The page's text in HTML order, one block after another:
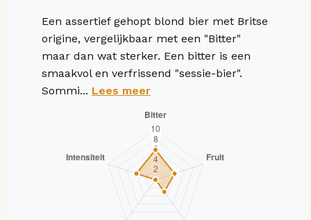
Een assertief gehopt blond bier met Britse
origine, vergelijkbaar met een "Bitter"
maar dan wat sterker. Een bitter is een
smaakvol en verfrissend "sessie-bier".
Sommi... Lees meer